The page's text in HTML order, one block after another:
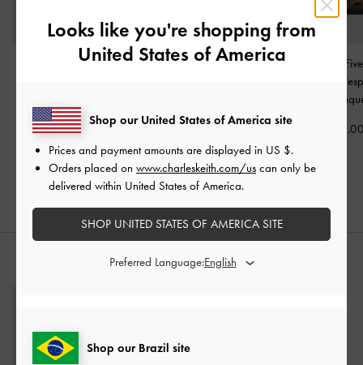
Sandália Slide com
US$59.00
Sandálias de salto alto
Escuro
US$66.00
Slides com
Acabamento
STYLE IT WITH
Looks like you're shopping from
United States of America
Shop our Brazil site
Shop our United States of America site
Prices and payment amounts are displayed in US $.
Orders placed on www.charleskeith.com/us can only be
delivered within United States of America.
SHOP UNITED STATES OF AMERICA SITE
Preferred Language: